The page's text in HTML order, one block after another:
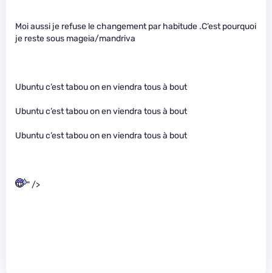
Moi aussi je refuse le changement par habitude .C’est pourquoi
je reste sous mageia/mandriva
Ubuntu c’est tabou on en viendra tous à bout
Ubuntu c’est tabou on en viendra tous à bout
Ubuntu c’est tabou on en viendra tous à bout
" />